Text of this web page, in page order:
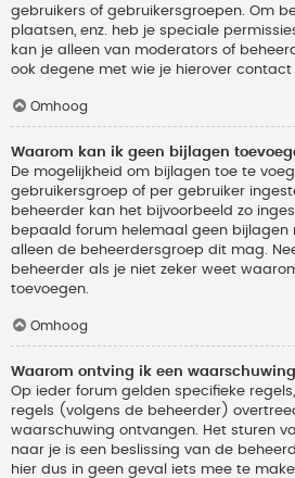
gebruikers of gebruikersgroepen. Om
plaatsen, enz. heb je speciale
kan je alleen van moderators of
ook degene met wie je hierover
Omhoog
Waarom kan ik geen bijlagen
De mogelijkheid om bijlagen toe te
gebruikersgroep of per gebruiker
beheerder kan het bijvoorbeeld zo
bepaald forum helemaal geen bijlagen
alleen de beheerdersgroep dit mag.
beheerder als je niet zeker weet
toevoegen.
Omhoog
Waarom ontving ik een
Op ieder forum gelden specifieke
regels (volgens de beheerder)
waarschuwing ontvangen. Het sturen
naar je is een beslissing van de
hier dus in geen geval iets mee te